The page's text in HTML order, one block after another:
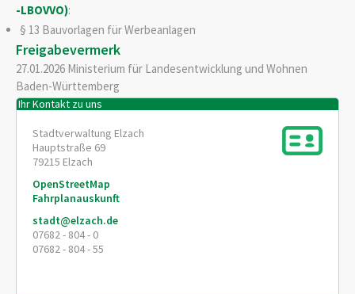
-LBOVVO):
§ 13 Bauvorlagen für Werbeanlagen
Freigabevermerk
27.01.2026 Ministerium für Landesentwicklung und Wohnen
Baden-Württemberg
Ihr Kontakt zu uns
Stadtverwaltung Elzach
Hauptstraße 69
79215 Elzach
OpenStreetMap
Fahrplanauskunft
stadt@elzach.de
07682 - 804 - 0
07682 - 804 - 55